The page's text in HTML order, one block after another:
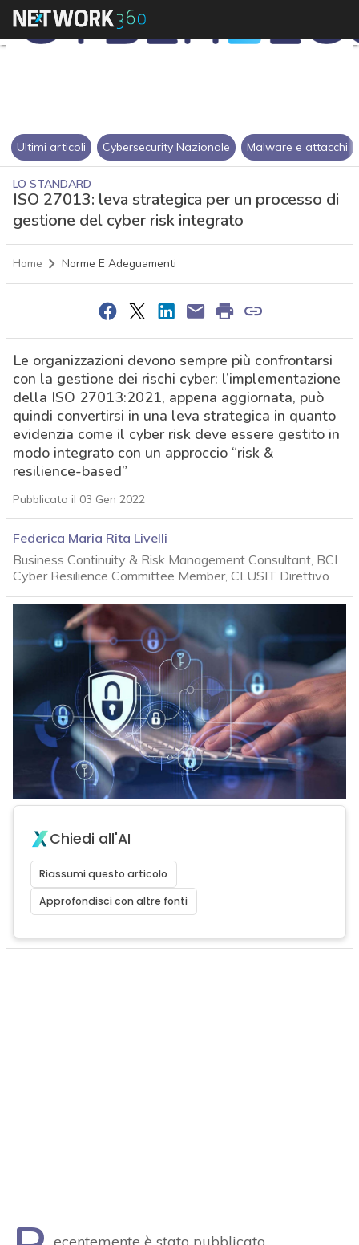
Ultimi articoli Cybersecurity Nazionale Malware e attacchi
LO STANDARD
ISO 27013: leva strategica per un processo di
gestione del cyber risk integrato
Home Norme E Adeguamenti
Le organizzazioni devono sempre più confrontarsi
con la gestione dei rischi cyber: l’implementazione
della ISO 27013:2021, appena aggiornata, può
quindi convertirsi in una leva strategica in quanto
evidenzia come il cyber risk deve essere gestito in
modo integrato con un approccio “risk &
resilience-based”
Pubblicato il 03 Gen 2022
Federica Maria Rita Livelli
Business Continuity & Risk Management Consultant, BCI
Cyber Resilience Committee Member, CLUSIT Direttivo
Chiedi all'AI
Riassumi questo articolo
Approfondisci con altre fonti